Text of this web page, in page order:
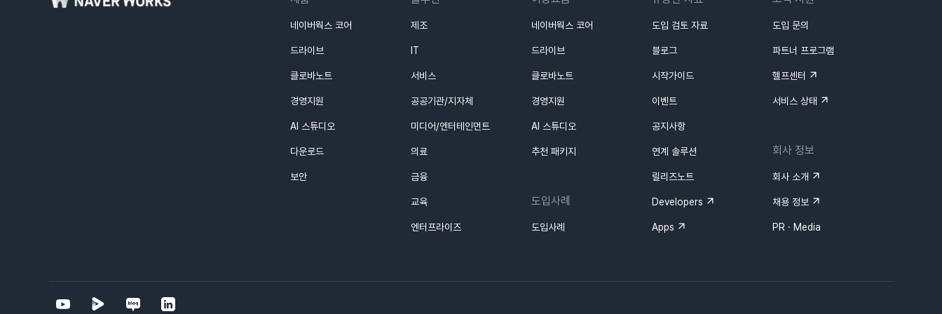
네이버웍스 코어
드라이브
클로바노트
경영지원
AI 스튜디오
다운로드
보안
제조
IT
서비스
공공기관/지자체
미디어/엔터테인먼트
의료
금융
교육
엔터프라이즈
네이버웍스 코어
드라이브
클로바노트
경영지원
AI 스튜디오
추천 패키지
도입사례
도입사례
도입 검토 자료
블로그
시작가이드
이벤트
공지사항
연계 솔루션
릴리즈노트
Developers
Apps
도입 문의
파트너 프로그램
헬프센터
서비스 상태
회사 정보
회사 소개
채용 정보
PR · Media